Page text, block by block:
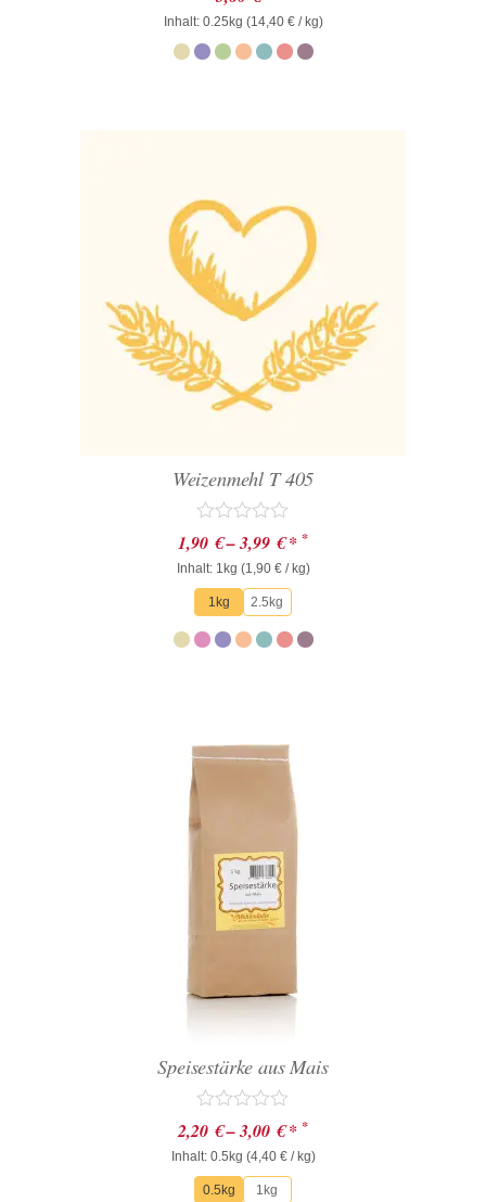
mit
0
von
5
Inhalt: 0.25kg (14,40 €/ kg)
Weizenmehl T 405
Bewertet
mit
0
von
1,90 €–3,99 €* *
Inhalt: 1kg (1,90 €/ kg)
1kg 2.5kg
Speisestärke aus Mais
Bewertet
mit
0
von
5
2,20 €–3,00 €* *
Inhalt: 0.5kg (4,40 €/ kg)
0.5kg 1kg